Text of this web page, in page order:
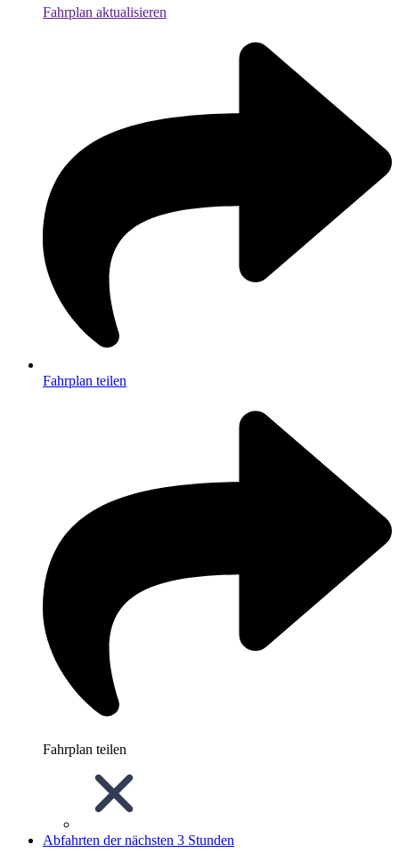
Fahrplan aktualisieren
Fahrplan teilen
Fahrplan teilen
Abfahrten der nächsten 3 Stunden